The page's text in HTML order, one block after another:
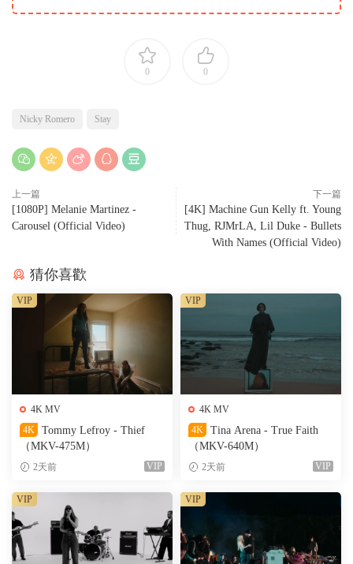
0 0
Nicky Romero Stay
上一篇
[1080P] Melanie Martinez -
Carousel (Official Video)
下一篇
[4K] Machine Gun Kelly ft. Young
Thug, RJMrLA, Lil Duke - Bullets
With Names (Official Video)
猜你喜歡
4K MV
4K
Tommy Lefroy - Thief
（MKV-475M）
2天前 VIP
VIP
4K MV
4K
Tina Arena - True Faith
（MKV-640M）
2天前 VIP
VIP
VIP VIP